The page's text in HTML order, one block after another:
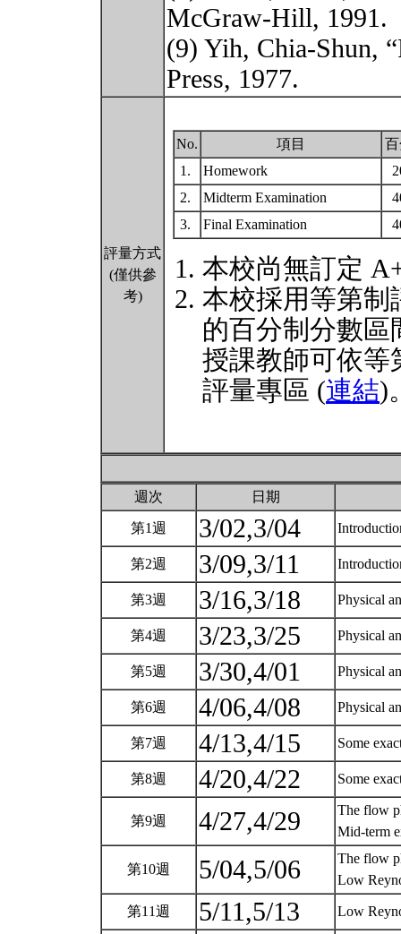
McGraw-Hill, 1991.
(9) Yih, Chia-Shun,
Press, 1977.
評量方式
(僅供參
考)
No. 項目
1.
Homework
2.
Midterm Examination
3.
Final Examination
本校尚無訂定
本校採用等第制
的百分制分數
授課教師可依等
評量專區 (連結)
週次 日期
第1週 3/02,3/04
第2週 3/09,3/11
第3週 3/16,3/18 Physical
第4週 3/23,3/25 Physical
第5週 3/30,4/01 Physical
第6週 4/06,4/08 Physical
第7週 4/13,4/15 Some
第8週 4/20,4/22 Some
第9週 4/27,4/29
The flow
Mid-term
第10週 5/04,5/06
The flow
Low
第11週 5/11,5/13 Low